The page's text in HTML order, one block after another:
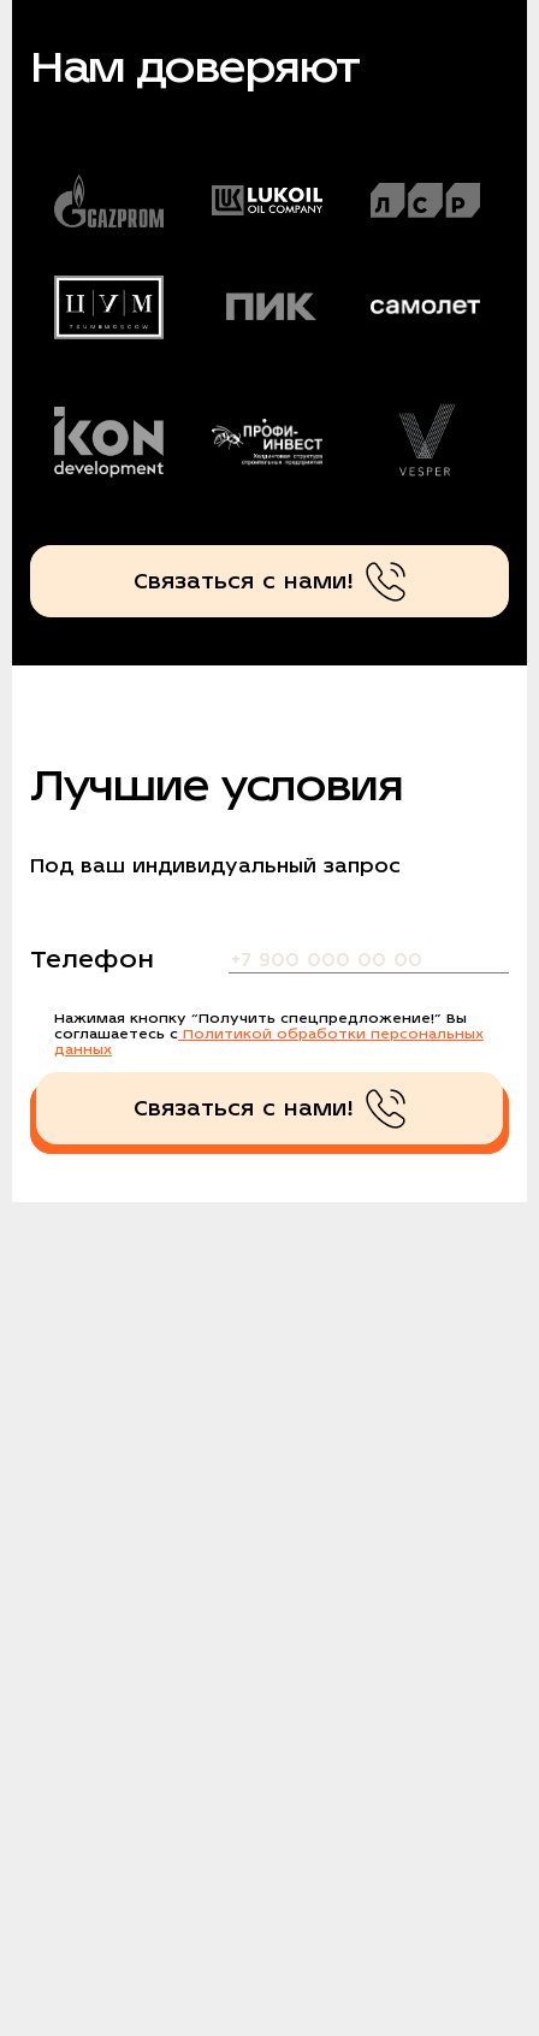
Нам доверяют
Связаться с нами!
Лучшие условия
Под ваш индивидуальный запрос
Телефон
Нажимая кнопку “Получить спецпредложение!” Вы
соглашаетесь с Политикой обработки персональных
данных
Получить спецпредложение!
Связаться с нами!